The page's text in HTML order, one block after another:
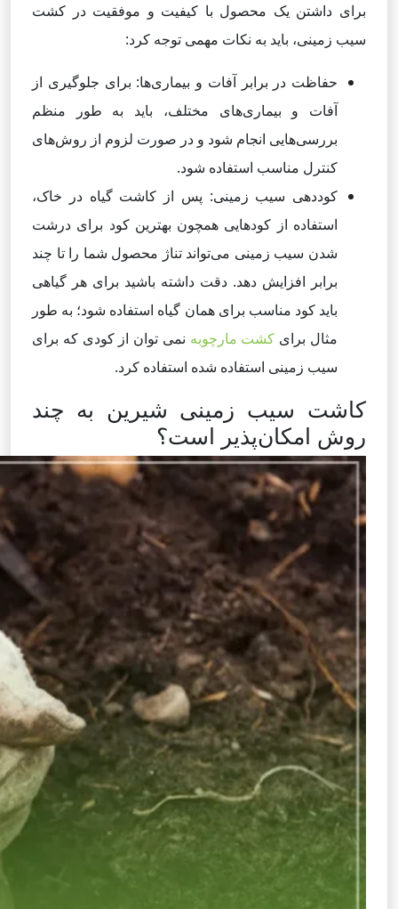
برای داشتن یک محصول با کیفیت و موفقیت در کشت
سیب زمینی، باید به نکات مهمی توجه کرد:
حفاظت در برابر آفات و بیماری‌ها: برای جلوگیری از
آفات و بیماری‌های مختلف، باید به طور منظم
بررسی‌هایی انجام شود و در صورت لزوم از روش‌های
کنترل مناسب استفاده شود.
کوددهی سیب زمینی: پس از کاشت گیاه در خاک،
استفاده از کودهایی همچون بهترین کود برای درشت
شدن سیب زمینی می‌تواند تناژ محصول شما را تا چند
برابر افزایش دهد. دقت داشته باشید برای هر گیاهی
باید کود مناسب برای همان گیاه استفاده شود؛ به طور
مثال برای کشت مارچوبه نمی توان از کودی که برای
سیب زمینی استفاده شده استفاده کرد.
کاشت سیب زمینی شیرین به چند
روش امکان‌پذیر است؟